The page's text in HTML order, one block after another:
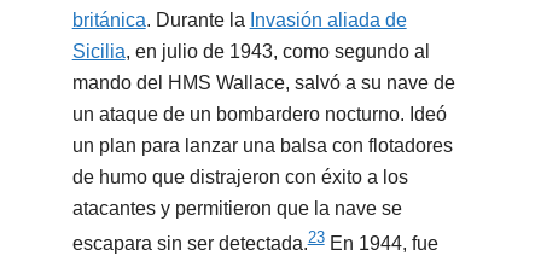
británica. Durante la Invasión aliada de
Sicilia, en julio de 1943, como segundo al
mando del HMS Wallace, salvó a su nave de
un ataque de un bombardero nocturno. Ideó
un plan para lanzar una balsa con flotadores
de humo que distrajeron con éxito a los
atacantes y permitieron que la nave se
escapara sin ser detectada.23​ En 1944, fue